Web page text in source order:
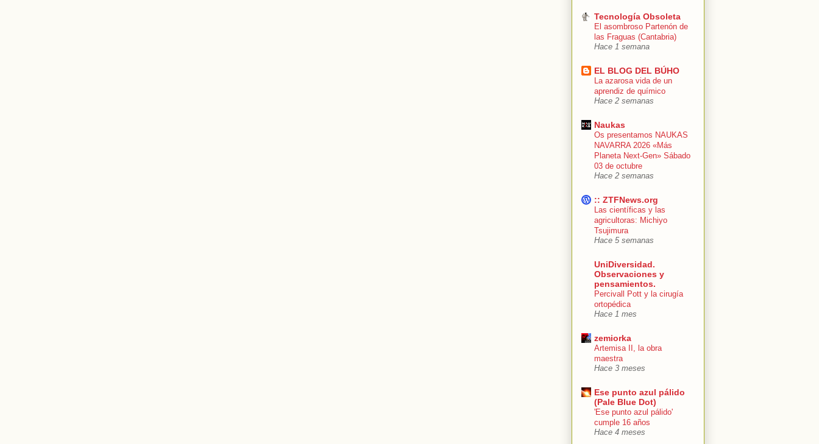
Tecnología Obsoleta
El asombroso Partenón de
las Fraguas (Cantabria)
Hace 1 semana
EL BLOG DEL BÚHO
La azarosa vida de un
aprendiz de químico
Hace 2 semanas
Naukas
Os presentamos NAUKAS
NAVARRA 2026 «Más
Planeta Next-Gen» Sábado
03 de octubre
Hace 2 semanas
:: ZTFNews.org
Las científicas y las
agricultoras: Michiyo
Tsujimura
Hace 5 semanas
UniDiversidad.
Observaciones y
pensamientos.
Percivall Pott y la cirugía
ortopédica
Hace 1 mes
zemiorka
Artemisa II, la obra
maestra
Hace 3 meses
Ese punto azul pálido
(Pale Blue Dot)
'Ese punto azul pálido'
cumple 16 años
Hace 4 meses